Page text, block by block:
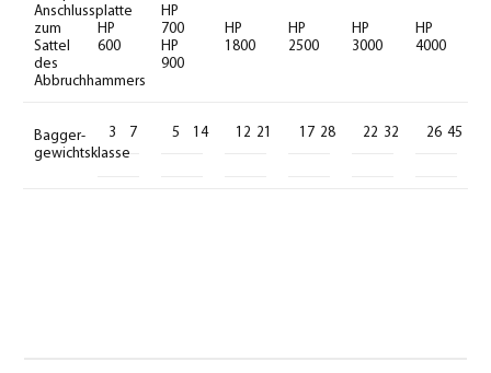
Anschlussplatte
zum
Sattel
des
Abbruchhammers
HP
600
HP
700
HP
900
HP
1800
HP
2500
HP
3000
HP
4000
Bagger-
gewichtsklasse
3 7 5 14 12 21 17 28 22 32 26 45